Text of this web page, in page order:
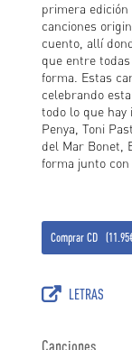
primera
canciones
cuento, allí
que entre
forma. Estas
celebrando
todo lo que hay
Penya, Toni
del Mar Bonet,
forma junto con
Comprar CD
LETRAS
Canciones